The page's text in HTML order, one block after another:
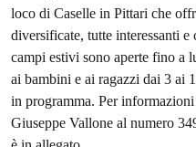
loco di Caselle in Pittari che
diversificate, tutte interessanti
campi estivi sono aperte fino a
ai bambini e ai ragazzi dai 3 ai
in programma. Per
Giuseppe Vallone al numero